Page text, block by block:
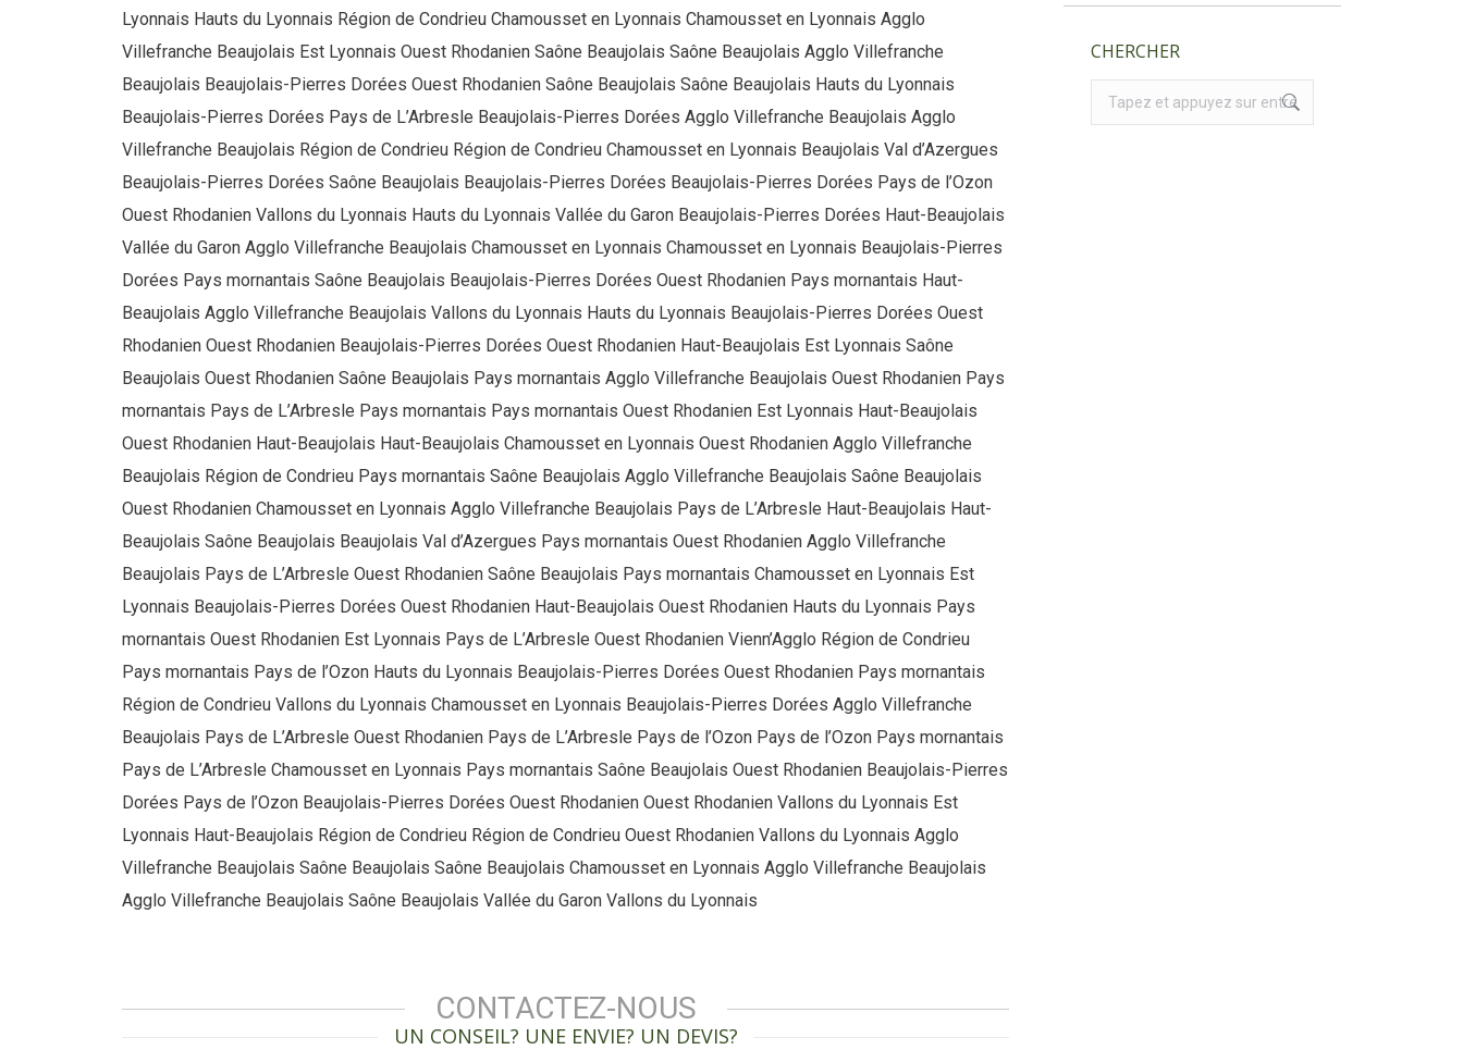
Lyonnais Hauts du Lyonnais Région de Condrieu Chamousset en Lyonnais Chamousset en Lyonnais Agglo
Villefranche Beaujolais Est Lyonnais Ouest Rhodanien Saône Beaujolais Saône Beaujolais Agglo Villefranche
Beaujolais Beaujolais-Pierres Dorées Ouest Rhodanien Saône Beaujolais Saône Beaujolais Hauts du Lyonnais
Beaujolais-Pierres Dorées Pays de L’Arbresle Beaujolais-Pierres Dorées Agglo Villefranche Beaujolais Agglo
Villefranche Beaujolais Région de Condrieu Région de Condrieu Chamousset en Lyonnais Beaujolais Val d’Azergues
Beaujolais-Pierres Dorées Saône Beaujolais Beaujolais-Pierres Dorées Beaujolais-Pierres Dorées Pays de l’Ozon
Ouest Rhodanien Vallons du Lyonnais Hauts du Lyonnais Vallée du Garon Beaujolais-Pierres Dorées Haut-Beaujolais
Vallée du Garon Agglo Villefranche Beaujolais Chamousset en Lyonnais Chamousset en Lyonnais Beaujolais-Pierres
Dorées Pays mornantais Saône Beaujolais Beaujolais-Pierres Dorées Ouest Rhodanien Pays mornantais Haut-
Beaujolais Agglo Villefranche Beaujolais Vallons du Lyonnais Hauts du Lyonnais Beaujolais-Pierres Dorées Ouest
Rhodanien Ouest Rhodanien Beaujolais-Pierres Dorées Ouest Rhodanien Haut-Beaujolais Est Lyonnais Saône
Beaujolais Ouest Rhodanien Saône Beaujolais Pays mornantais Agglo Villefranche Beaujolais Ouest Rhodanien Pays
mornantais Pays de L’Arbresle Pays mornantais Pays mornantais Ouest Rhodanien Est Lyonnais Haut-Beaujolais
Ouest Rhodanien Haut-Beaujolais Haut-Beaujolais Chamousset en Lyonnais Ouest Rhodanien Agglo Villefranche
Beaujolais Région de Condrieu Pays mornantais Saône Beaujolais Agglo Villefranche Beaujolais Saône Beaujolais
Ouest Rhodanien Chamousset en Lyonnais Agglo Villefranche Beaujolais Pays de L’Arbresle Haut-Beaujolais Haut-
Beaujolais Saône Beaujolais Beaujolais Val d’Azergues Pays mornantais Ouest Rhodanien Agglo Villefranche
Beaujolais Pays de L’Arbresle Ouest Rhodanien Saône Beaujolais Pays mornantais Chamousset en Lyonnais Est
Lyonnais Beaujolais-Pierres Dorées Ouest Rhodanien Haut-Beaujolais Ouest Rhodanien Hauts du Lyonnais Pays
mornantais Ouest Rhodanien Est Lyonnais Pays de L’Arbresle Ouest Rhodanien Vienn’Agglo Région de Condrieu
Pays mornantais Pays de l’Ozon Hauts du Lyonnais Beaujolais-Pierres Dorées Ouest Rhodanien Pays mornantais
Région de Condrieu Vallons du Lyonnais Chamousset en Lyonnais Beaujolais-Pierres Dorées Agglo Villefranche
Beaujolais Pays de L’Arbresle Ouest Rhodanien Pays de L’Arbresle Pays de l’Ozon Pays de l’Ozon Pays mornantais
Pays de L’Arbresle Chamousset en Lyonnais Pays mornantais Saône Beaujolais Ouest Rhodanien Beaujolais-Pierres
Dorées Pays de l’Ozon Beaujolais-Pierres Dorées Ouest Rhodanien Ouest Rhodanien Vallons du Lyonnais Est
Lyonnais Haut-Beaujolais Région de Condrieu Région de Condrieu Ouest Rhodanien Vallons du Lyonnais Agglo
Villefranche Beaujolais Saône Beaujolais Saône Beaujolais Chamousset en Lyonnais Agglo Villefranche Beaujolais
Agglo Villefranche Beaujolais Saône Beaujolais Vallée du Garon Vallons du Lyonnais
CONTACTEZ-NOUS
UN CONSEIL? UNE ENVIE? UN DEVIS?
CHERCHER
Recherche
: